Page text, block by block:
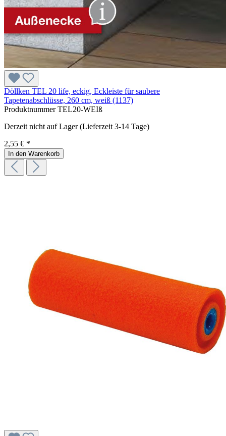
Döllken TEL 20 life, eckig, Eckleiste für saubere
Tapetenabschlüsse, 260 cm, weiß (1137)
ProduktnummerTEL20-WEIß
Derzeit nicht auf Lager (Lieferzeit 3-14 Tage)
2,55 € *
In den Warenkorb